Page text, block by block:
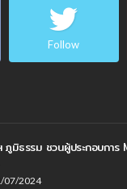
Follow
ภูมิธรรม ชวนผู้ประกอบการ
07/2024